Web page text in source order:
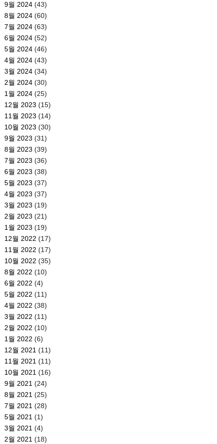
9월 2024(43)
8월 2024(60)
7월 2024(63)
6월 2024(52)
5월 2024(46)
4월 2024(43)
3월 2024(34)
2월 2024(30)
1월 2024(25)
12월 2023 (15)
11월 2023 (14)
10월 2023 (30)
9월 2023 (31)
8월 2023 (39)
7월 2023 (36)
6월 2023 (38)
5월 2023 (37)
4월 2023 (37)
3월 2023 (19)
2월 2023 (21)
1월 2023 (19)
12월 2022 (17)
11월 2022 (17)
10월 2022 (35)
8월 2022 (10)
6월 2022 (4)
5월 2022 (11)
4월 2022 (38)
3월 2022 (11)
2월 2022 (10)
1월 2022 (6)
12월 2021(11)
11월 2021(11)
10월 2021(16)
9월 2021(24)
8월 2021(25)
7월 2021(28)
5월 2021(1)
3월 2021(4)
2월 2021(18)